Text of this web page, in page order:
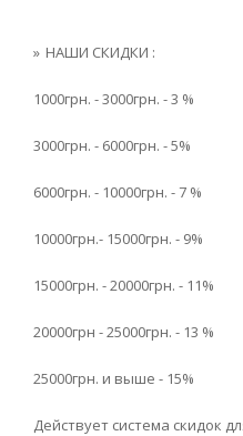
НАШИ СКИДКИ :
1000грн. - 3000грн. - 3 %
3000грн. - 6000грн. - 5%
6000грн. - 10000грн. - 7 %
10000грн.- 15000грн. - 9%
15000грн. - 20000грн. - 11%
20000грн - 25000грн. - 13 %
25000грн. и выше - 15%
Действует система скидок